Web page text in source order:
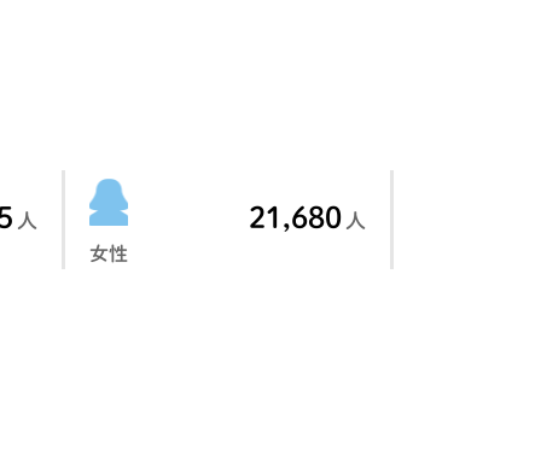
人
女性
21,680 人